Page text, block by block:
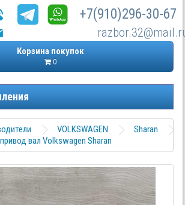
+7(910)296-30-67
Корзина покупок
0
VOLKSWAGEN
Sharan
вал Volkswagen Sharan